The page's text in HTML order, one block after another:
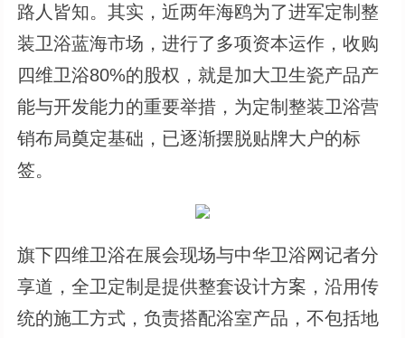
路人皆知。其实，近两年海鸥为了进军定制整
装卫浴蓝海市场，进行了多项资本运作，收购
四维卫浴80%的股权，就是加大卫生瓷产品产
能与开发能力的重要举措，为定制整装卫浴营
销布局奠定基础，已逐渐摆脱贴牌大户的标
签。
旗下四维卫浴在展会现场与中华卫浴网记者分
享道，全卫定制是提供整套设计方案，沿用传
统的施工方式，负责搭配浴室产品，不包括地